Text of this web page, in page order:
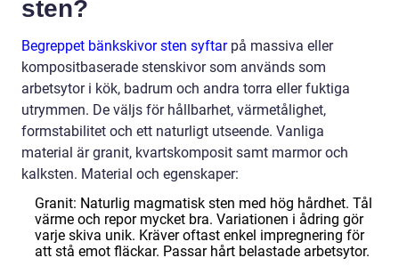
sten?
Begreppet bänkskivor sten syftarpå massiva eller
kompositbaserade stenskivor som används som
arbetsytor i kök, badrum och andra torra eller fuktiga
utrymmen. De väljs för hållbarhet, värmetålighet,
formstabilitet och ett naturligt utseende. Vanliga
material är granit, kvartskomposit samt marmor och
kalksten. Material och egenskaper:
Granit: Naturlig magmatisk sten med hög hårdhet. Tål
värme och repor mycket bra. Variationen i ådring gör
varje skiva unik. Kräver oftast enkel impregnering för
att stå emot fläckar. Passar hårt belastade arbetsytor.